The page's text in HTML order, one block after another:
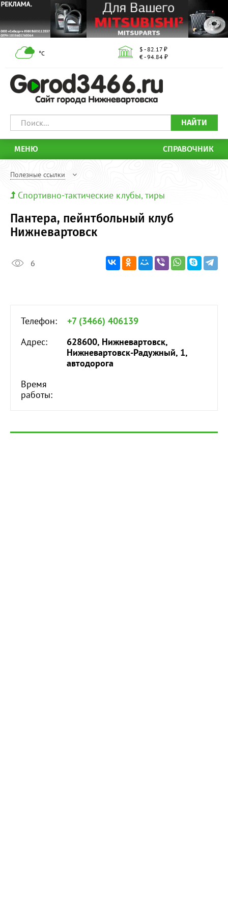
°С
$ - 82.17 ₽
€ - 94.84 ₽
НАЙТИ
МЕНЮ СПРАВОЧНИК
Полезные ссылки
Спортивно-тактические клубы, тиры
Пантера, пейнтбольный клуб
Нижневартовск
6
Телефон:
+7 (3466) 406139
Адрес:
628600, Нижневартовск,
Нижневартовск-Радужный, 1,
автодорога
Время
работы: